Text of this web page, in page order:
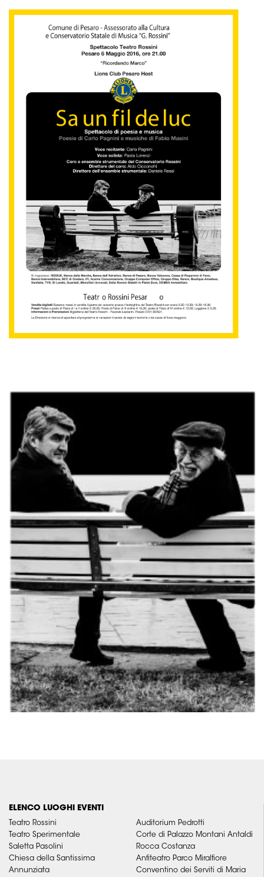
ELENCO LUOGHI EVENTI
Teatro Rossini
Teatro Sperimentale
Saletta Pasolini
Chiesa della Santissima
Annunziata
Auditorium Pedrotti
Corte di Palazzo Montani Antaldi
Rocca Costanza
Anfiteatro Parco Miralfiore
Conventino dei Serviti di Maria